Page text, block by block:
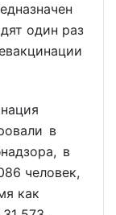
один раз
в
в
человек,
как